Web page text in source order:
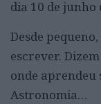
dia 10 de junho
Desde
escrever.
onde
Astronomia…